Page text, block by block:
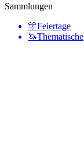
Sammlungen
🎊Feiertage
🦄Thematische